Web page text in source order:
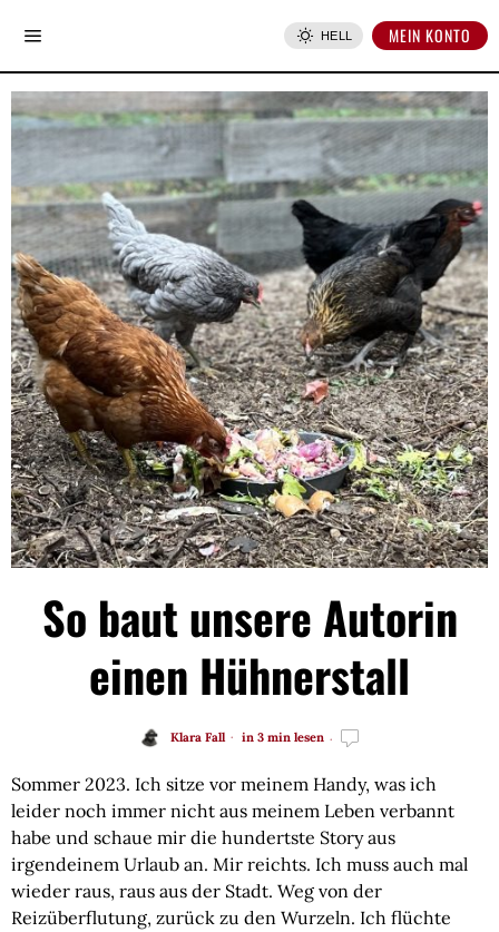
HELL MEIN KONTO
So baut unsere Autorin
einen Hühnerstall
Klara Fall in 3 min lesen
Sommer 2023. Ich sitze vor meinem Handy, was ich
leider noch immer nicht aus meinem Leben verbannt
habe und schaue mir die hundertste Story aus
irgendeinem Urlaub an. Mir reichts. Ich muss auch mal
wieder raus, raus aus der Stadt. Weg von der
Reizüberflutung, zurück zu den Wurzeln. Ich flüchte